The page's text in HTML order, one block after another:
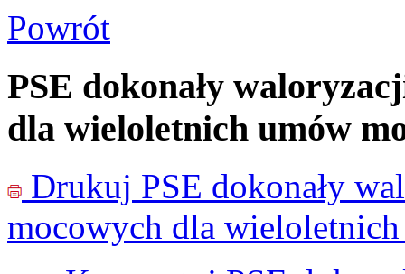
Powrót
PSE dokonały
dla wieloletnich umów
Drukuj PSE dokonały
mocowych dla